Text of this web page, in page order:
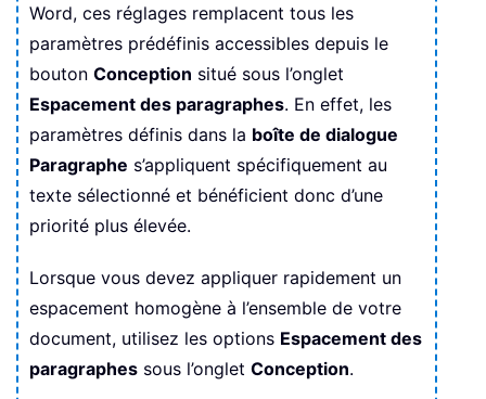
Word, ces réglages remplacent tous les
paramètres prédéfinis accessibles depuis le
bouton Conception situé sous l’onglet
Espacement des paragraphes. En effet, les
paramètres définis dans la boîte de dialogue
Paragraphe s’appliquent spécifiquement au
texte sélectionné et bénéficient donc d’une
priorité plus élevée.
Lorsque vous devez appliquer rapidement un
espacement homogène à l’ensemble de votre
document, utilisez les options Espacement des
paragraphes sous l’onglet Conception.